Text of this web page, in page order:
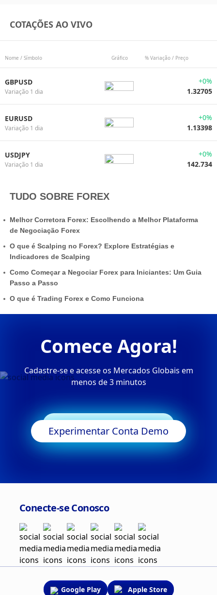
COTAÇÕES AO VIVO
Nome / Símbolo Gráfico % Variação / Preço
GBPUSD
Variação 1 dia
+0%
1.32705
EURUSD
Variação 1 dia
+0%
1.13398
USDJPY
Variação 1 dia
+0%
142.734
TUDO SOBRE FOREX
Melhor Corretora Forex: Escolhendo a Melhor Plataforma
de Negociação Forex
O que é Scalping no Forex? Explore Estratégias e
Indicadores de Scalping
Como Começar a Negociar Forex para Iniciantes: Um Guia
Passo a Passo
O que é Trading Forex e Como Funciona
Comece Agora!
Cadastre-se e acesse os Mercados Globais em
menos de 3 minutos
Começar a Negociar
Experimentar Conta Demo
Conecte-se Conosco
Google Play Apple Store